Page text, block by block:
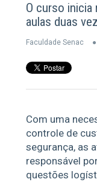
O curso inicia
aulas duas
Faculdade Senac
Com uma
controle de
segurança, as
responsável
questões